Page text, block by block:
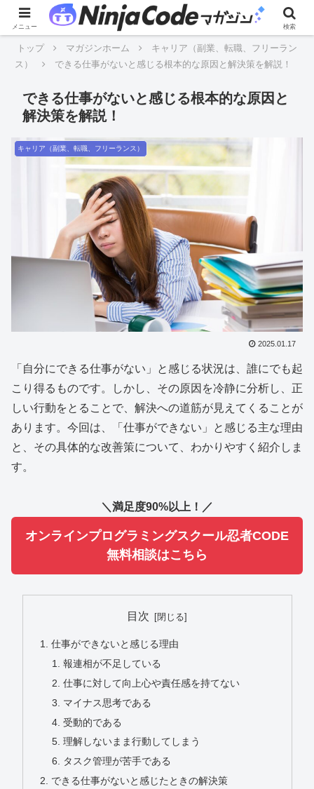
トップ マガジンホーム
キャリア（副業、転職、フリーラン
ス）
できる仕事がないと感じる根本的な原因と解決策を解説！
できる仕事がないと感じる根本的な原因と
解決策を解説！
キャリア（副業、転職、フリーランス）
2025.01.17
「自分にできる仕事がない」と感じる状況は、誰にでも起
こり得るものです。しかし、その原因を冷静に分析し、正
しい行動をとることで、解決への道筋が見えてくることが
あります。今回は、「仕事ができない」と感じる主な理由
と、その具体的な改善策について、わかりやすく紹介しま
す。
＼満足度90%以上！／
オンラインプログラミングスクール忍者CODE
無料相談はこちら
目次
仕事ができないと感じる理由
報連相が不足している
仕事に対して向上心や責任感を持てない
マイナス思考である
受動的である
理解しないまま行動してしまう
タスク管理が苦手である
できる仕事がないと感じたときの解決策
メニュー 検索